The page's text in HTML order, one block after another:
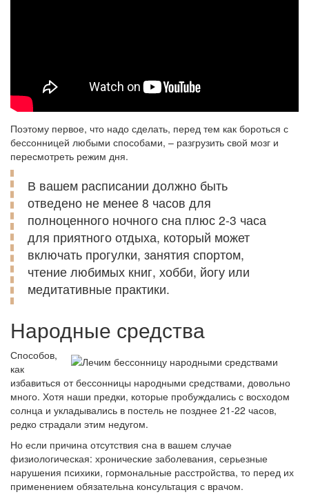
Поэтому первое, что надо сделать, перед тем как бороться с
бессонницей любыми способами, – разгрузить свой мозг и
пересмотреть режим дня.
В вашем расписании должно быть
отведено не менее 8 часов для
полноценного ночного сна плюс 2-3 часа
для приятного отдыха, который может
включать прогулки, занятия спортом,
чтение любимых книг, хобби, йогу или
медитативные практики.
Народные средства
Способов,
как
избавиться от бессонницы народными средствами, довольно
много. Хотя наши предки, которые пробуждались с восходом
солнца и укладывались в постель не позднее 21-22 часов,
редко страдали этим недугом.
Но если причина отсутствия сна в вашем случае
физиологическая: хронические заболевания, серьезные
нарушения психики, гормональные расстройства, то перед их
применением обязательна консультация с врачом.